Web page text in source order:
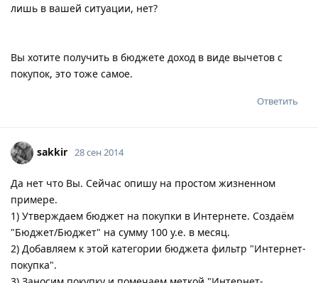
лишь в вашей ситуации, нет?
Вы хотите получить в бюджете доход в виде вычетов с
покупок, это тоже самое.
Ответить
sakkir 28 сен 2014
Да нет что Вы. Сейчас опишу на простом жизненном
примере.
1) Утверждаем бюджет на покупки в Интернете. Создаём
"Бюджет/Бюджет" на сумму 100 у.е. в месяц.
2) Добавляем к этой категории бюджета фильтр "Интернет-
покупка".